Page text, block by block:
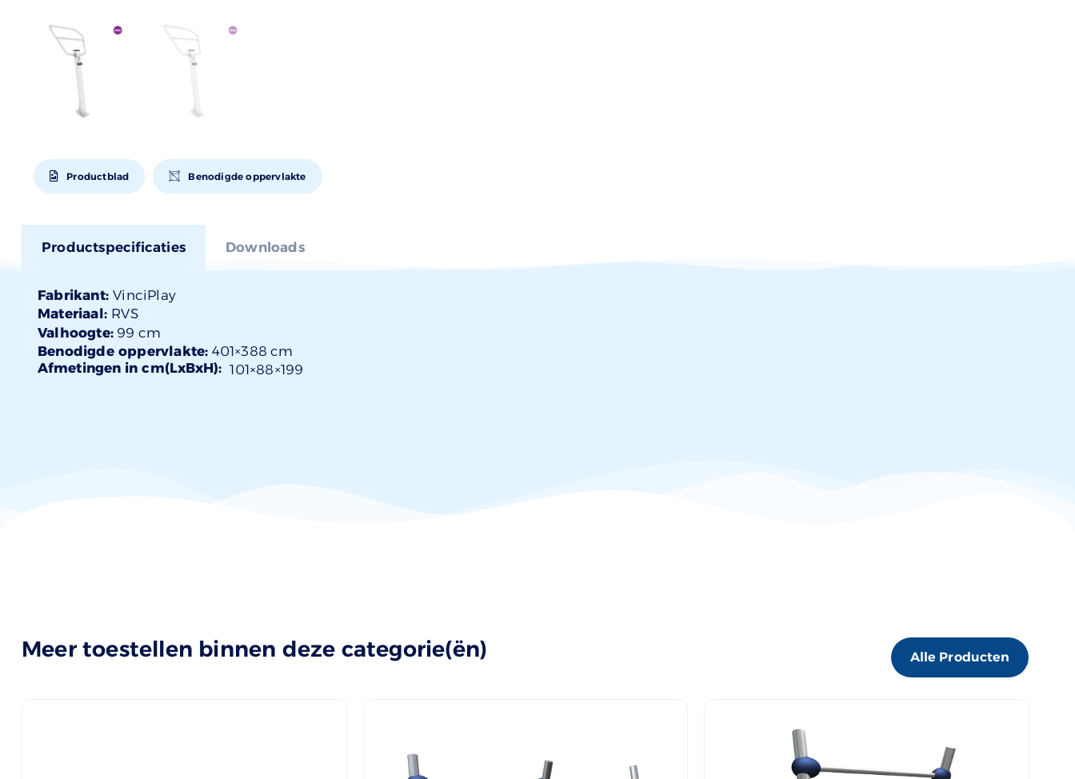
Productblad Benodigde oppervlakte
Productspecificaties Downloads
Fabrikant:VinciPlay
Materiaal: RVS
Valhoogte: 99 cm
Benodigde oppervlakte: 401×388 cm
Afmetingen in cm(LxBxH): 101×88×199
Meer toestellen binnen deze categorie(ën) Alle Producten